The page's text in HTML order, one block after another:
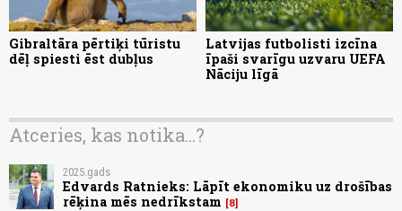
Gibraltāra pērtiķi tūristu
dēļ spiesti ēst dubļus
Latvijas futbolisti izcīna
īpaši svarīgu uzvaru UEFA
Nāciju līgā
Atceries, kas notika...?
2025.gads
Edvards Ratnieks: Lāpīt ekonomiku uz drošības
rēķina mēs nedrīkstam
8